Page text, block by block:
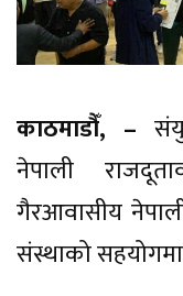
काठमाडौँ, –
नेपाली
गैरआवासीय
संस्थाको